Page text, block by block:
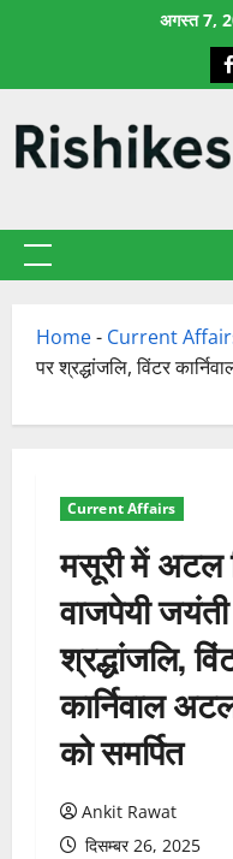
अगस्त 7,
प्राथमिक
Home- Current
पर श्रद्धांजलि, विंटर
Current Affairs
मसूरी में अटल
वाजपेयी
श्रद्धांजलि,
कार्निवाल
को समर्पित
Ankit Rawat
दिसम्बर 26, 2025